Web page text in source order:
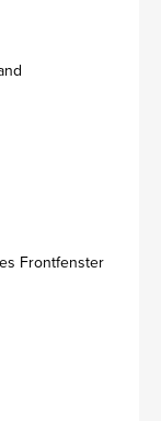
Frontfenster